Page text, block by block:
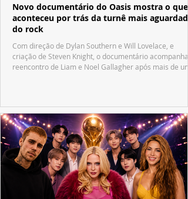
Novo documentário do Oasis mostra o que
aconteceu por trás da turnê mais aguardada
do rock
Com direção de Dylan Southern e Will Lovelace, e
criação de Steven Knight, o documentário acompanha
reencontro de Liam e Noel Gallagher após mais de